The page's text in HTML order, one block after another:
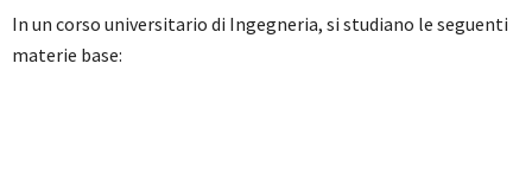
In un corso universitario di Ingegneria, si studiano le seguenti
materie base: